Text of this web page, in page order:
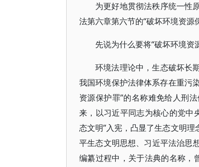
为更好地贯彻法秩序统一性
法第六章第六节的“破坏环境资源
先说为什么要将“破坏环境资
环境法理论中，生态破坏长
我国环境保护法律体系存在重污
资源保护罪”的名称难免给人刑
来，以习近平同志为核心的党中
态文明”入宪，凸显了生态文明
平生态文明思想、习近平法治思
编纂过程中，关于法典的名称，